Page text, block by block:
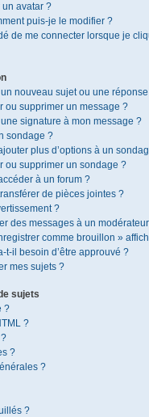
avatar ?
puis-je le modifier ?
de me connecter lorsque je
nouveau sujet ou une
ou supprimer un message ?
signature à mon message ?
sondage ?
plus d’options à un
ou supprimer un sondage ?
à un forum ?
de pièces jointes ?
?
des messages à un
comme brouillon »
t-il besoin d’être approuvé ?
mes sujets ?
sujets
?
?
?
?
?